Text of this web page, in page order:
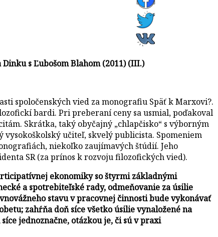
s Ľubošom Blahom (2011) (III.)
spoločenských vied za monografiu Späť k Marxovi?.
bardi. Pri preberaní ceny sa usmial, poďakoval
Skrátka, taký obyčajný „chlapčisko“ s výborným
vysokoškolský učiteľ, skvelý publicista. Spomeniem
niekoľko zaujímavých štúdií. Jeho
SR (za prínos k rozvoju filozofických vied).
ekonomiky so štyrmi základnými
a spotrebiteľské rady, odmeňovanie za úsilie
stavu v pracovnej činnosti bude vykonávať
zahŕňa doň síce všetko úsilie vynaložené na
jednoznačne, otázkou je, či sú v praxi